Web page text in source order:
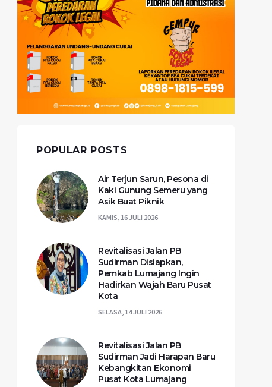
POPULAR POSTS
Air Terjun Sarun, Pesona di
Kaki Gunung Semeru yang
Asik Buat Piknik
KAMIS, 16 JULI 2026
Revitalisasi Jalan PB
Sudirman Disiapkan,
Pemkab Lumajang Ingin
Hadirkan Wajah Baru Pusat
Kota
SELASA, 14 JULI 2026
Revitalisasi Jalan PB
Sudirman Jadi Harapan Baru
Kebangkitan Ekonomi
Pusat Kota Lumajang